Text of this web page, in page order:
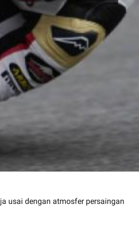
usai dengan atmosfer persaingan